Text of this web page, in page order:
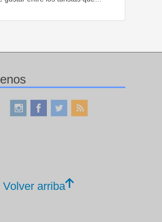
Volver arriba